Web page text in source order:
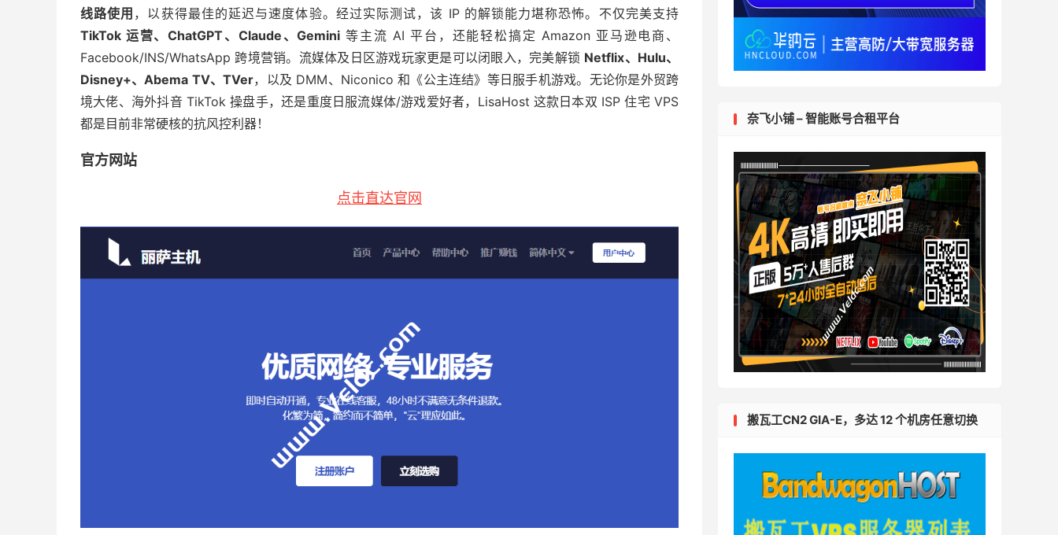
线路使用 ，以获得最佳的延迟与速度体验。经过实际测试，该 IP 的解锁能力堪称恐怖。不仅完美支持
TikTok 运营、ChatGPT、Claude、Gemini 等主流 AI 平台，还能轻松搞定 Amazon 亚马逊电商、
Facebook/INS/WhatsApp 跨境营销。流媒体及日区游戏玩家更是可以闭眼入，完美解锁 Netflix、Hulu、
Disney+、Abema TV、TVer，以及 DMM、Niconico 和《公主连结》等日服手机游戏。无论你是外贸跨
境大佬、海外抖音 TikTok 操盘手，还是重度日服流媒体/游戏爱好者，LisaHost 这款日本双 ISP 住宅 VPS
都是目前非常硬核的抗风控利器！
官方网站
点击直达官网
奈飞小铺 – 智能账号合租平台
搬瓦工CN2 GIA-E，多达 12 个机房任意切换